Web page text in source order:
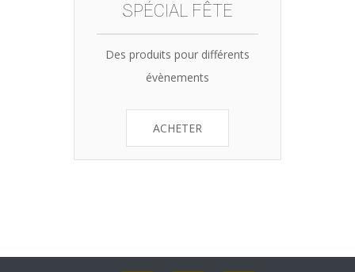
SPÉCIAL FÊTE
Des produits pour différents
évènements
ACHETER